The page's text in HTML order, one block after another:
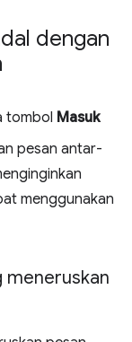
dengan
tombol Masuk
pesan antar-
menggunakan
meneruskan